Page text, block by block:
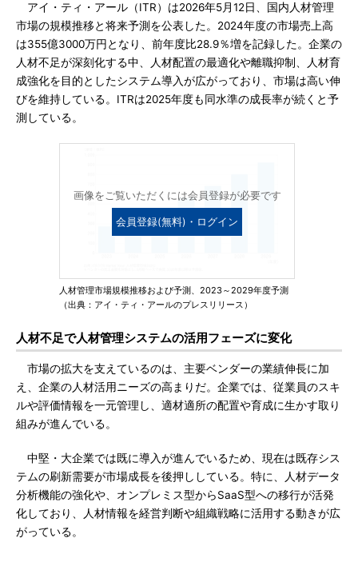
アイ・ティ・アール（ITR）は2026年5月12日、国内人材管理
市場の規模推移と将来予測を公表した。2024年度の市場売上高
は355億3000万円となり、前年度比28.9％増を記録した。企業の
人材不足が深刻化する中、人材配置の最適化や離職抑制、人材育
成強化を目的としたシステム導入が広がっており、市場は高い伸
びを維持している。ITRは2025年度も同水準の成長率が続くと予
測している。
画像をご覧いただくには会員登録が必要です
会員登録(無料)・ログイン
人材管理市場規模推移および予測、2023～2029年度予測
（出典：アイ・ティ・アールのプレスリリース）
人材不足で人材管理システムの活用フェーズに変化
市場の拡大を支えているのは、主要ベンダーの業績伸長に加
え、企業の人材活用ニーズの高まりだ。企業では、従業員のスキ
ルや評価情報を一元管理し、適材適所の配置や育成に生かす取り
組みが進んでいる。
中堅・大企業では既に導入が進んでいるため、現在は既存シス
テムの刷新需要が市場成長を後押ししている。特に、人材データ
分析機能の強化や、オンプレミス型からSaaS型への移行が活発
化しており、人材情報を経営判断や組織戦略に活用する動きが広
がっている。